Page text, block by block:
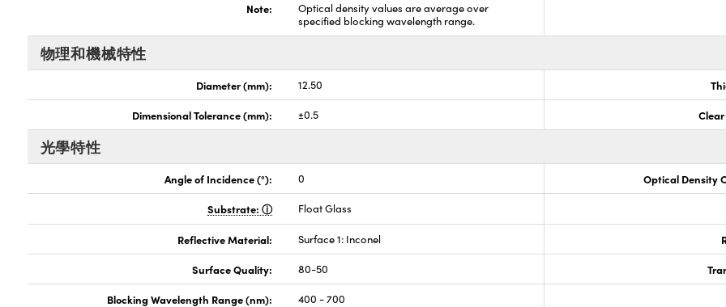
Note:
Optical density values are average over
specified blocking wavelength range.
物理和機械特性
Diameter (mm): 12.50
Dimensional Tolerance (mm): ±0.5
光學特性
Angle of Incidence (°): 0 Optical Density
Substrate: Float Glass
Reflective Material: Surface 1: Inconel
Surface Quality: 80-50
Blocking Wavelength Range (nm): 400 - 700